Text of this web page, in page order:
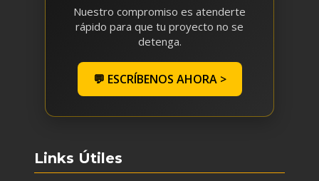
Nuestro compromiso es atenderte
rápido para que tu proyecto no se
detenga.
💬 ESCRÍBENOS AHORA >
Links Útiles